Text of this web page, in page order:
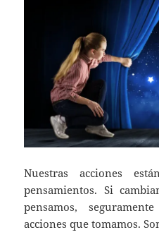
Nuestras acciones
pensamientos. Si
pensamos,
acciones que tomamos.